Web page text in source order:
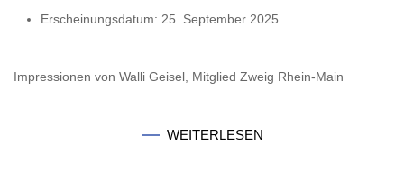
Erscheinungsdatum: 25. September 2025
Impressionen von Walli Geisel, Mitglied Zweig Rhein-Main
WEITERLESEN